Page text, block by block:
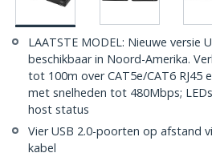
LAATSTE MODEL: Nieuwe versie
beschikbaar in Noord-Amerika.
tot 100m over CAT5e/CAT6 RJ45
met snelheden tot 480Mbps;
host status
Vier USB 2.0-poorten op afstand
kabel